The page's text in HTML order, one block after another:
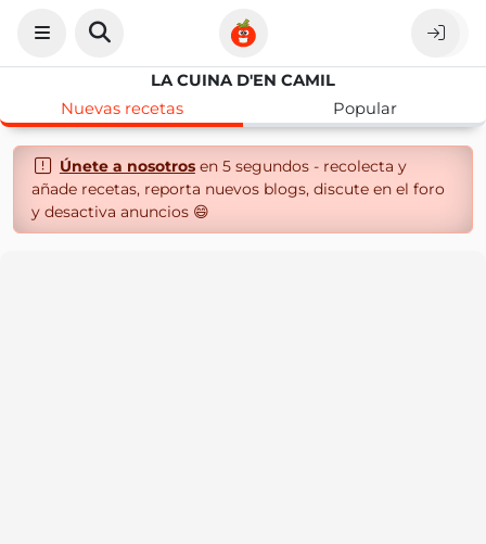
LA CUINA D'EN CAMIL
Nuevas recetas
Popular
Únete a nosotrosen 5 segundos - recolecta y
añade recetas, reporta nuevos blogs, discute en el foro
y desactiva anuncios 😄